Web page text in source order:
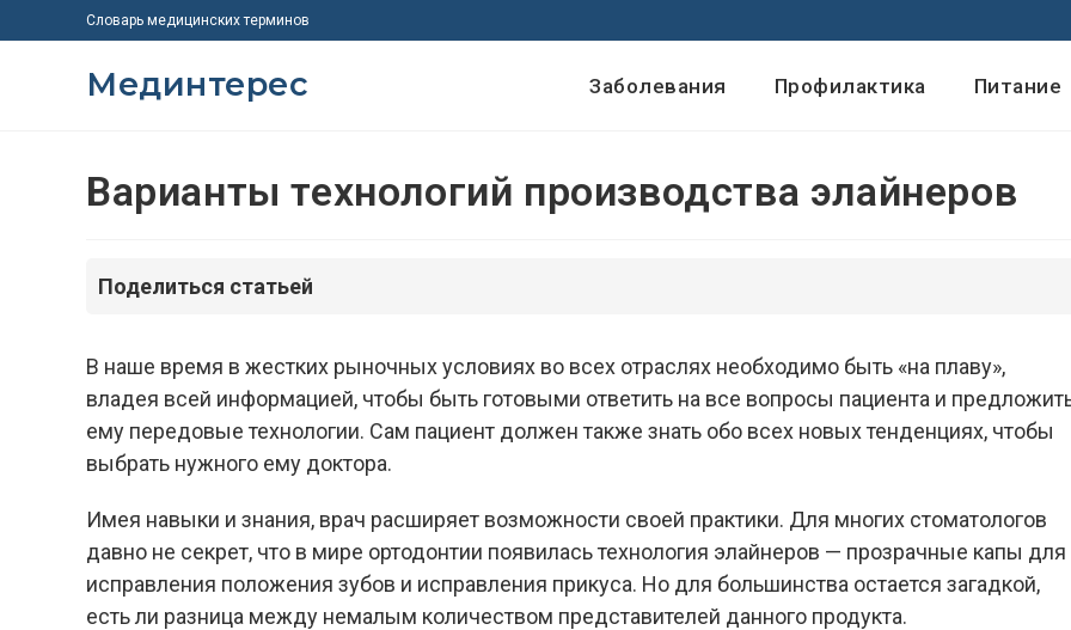
Словарь медицинских терминов
Мединтерес Заболевания Профилактика Питание
Варианты технологий производства элайнеров
Поделиться статьей
В наше время в жестких рыночных условиях во всех отраслях необходимо быть «на плаву»,
владея всей информацией, чтобы быть готовыми ответить на все вопросы пациента и
ему передовые технологии. Сам пациент должен также знать обо всех новых тенденциях, чтобы
выбрать нужного ему доктора.
Имея навыки и знания, врач расширяет возможности своей практики. Для многих стоматологов
давно не секрет, что в мире ортодонтии появилась технология элайнеров — прозрачные капы для
исправления положения зубов и исправления прикуса. Но для большинства остается загадкой,
есть ли разница между немалым количеством представителей данного продукта.